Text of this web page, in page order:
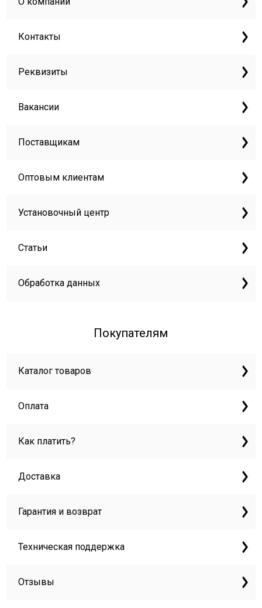
Контакты
Реквизиты
Вакансии
Поставщикам
Оптовым клиентам
Установочный центр
Статьи
Обработка данных
Покупателям
Каталог товаров
Оплата
Как платить?
Доставка
Гарантия и возврат
Техническая поддержка
Отзывы